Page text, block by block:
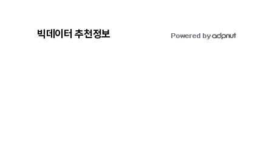
빅데이터 추천정보